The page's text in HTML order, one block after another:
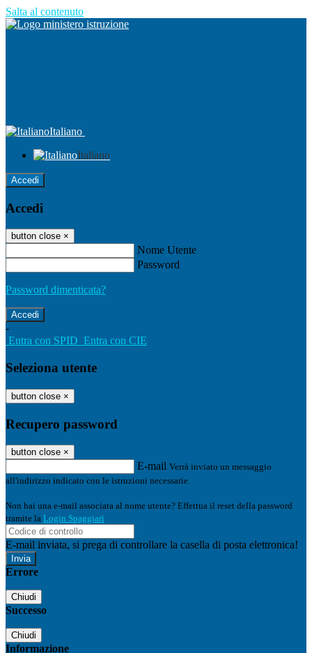
Salta al contenuto
Italiano
Italiano
Accedi
Accedi
button close ×
Nome Utente
Password
Password dimenticata?
-
Entra con SPID Entra con CIE
Seleziona utente
button close ×
Recupero password
button close ×
E-mail Verrà inviato un messaggio
all'indirizzo indicato con le istruzioni necessarie.
Non hai una e-mail associata al nome utente? Effettua il reset della password
tramite la Login Spaggiari
E-mail inviata, si prega di controllare la casella di posta elettronica!
Errore
Chiudi
Successo
Chiudi
Informazione